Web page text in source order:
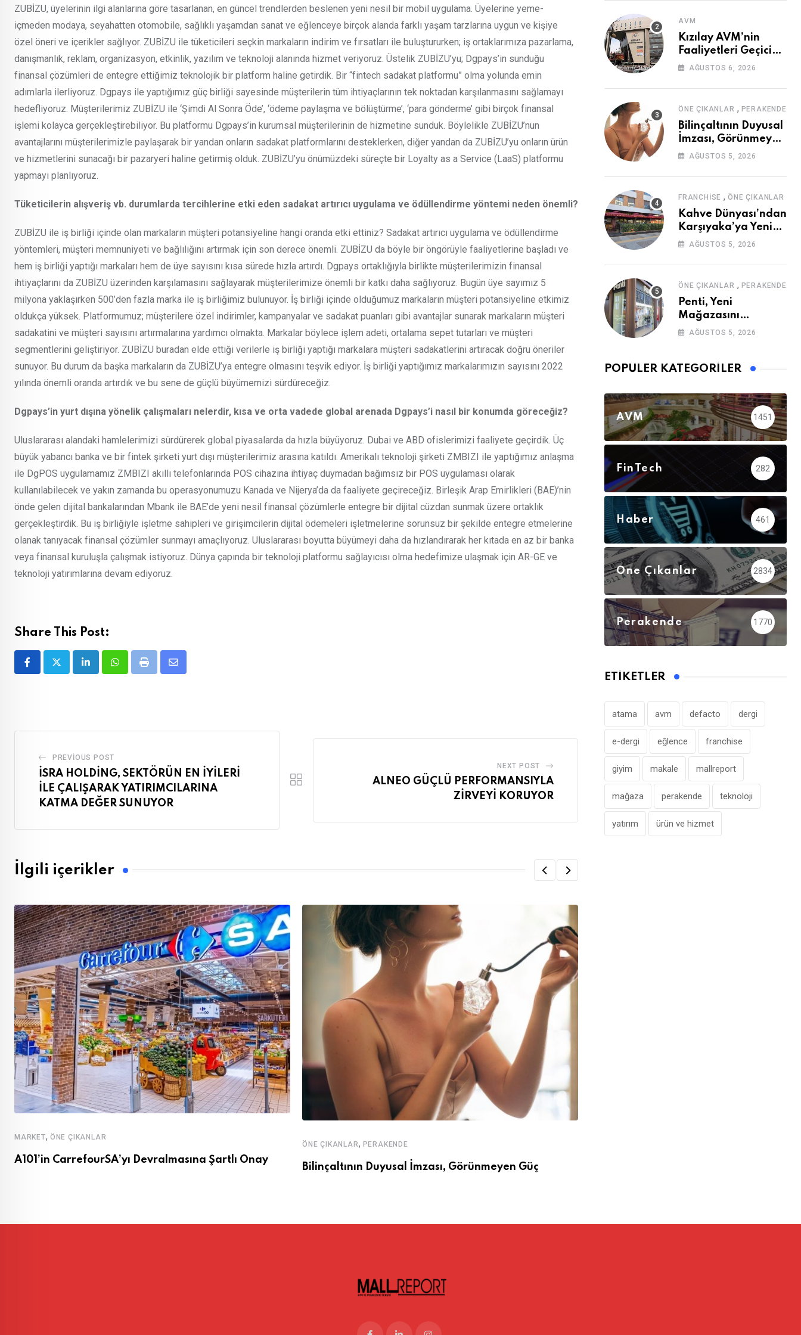
ZUBİZU, üyelerinin ilgi alanlarına göre tasarlanan, en güncel trendlerden beslenen yeni nesil bir mobil uygulama. Üyelerine yeme-
içmeden modaya, seyahatten otomobile, sağlıklı yaşamdan sanat ve eğlenceye birçok alanda farklı yaşam tarzlarına uygun ve kişiye
özel öneri ve içerikler sağlıyor. ZUBİZU ile tüketicileri seçkin markaların indirim ve fırsatları ile buluştururken; iş ortaklarımıza pazarlama,
danışmanlık, reklam, organizasyon, etkinlik, yazılım ve teknoloji alanında hizmet veriyoruz. Üstelik ZUBİZU’yu; Dgpays’in sunduğu
finansal çözümleri de entegre ettiğimiz teknolojik bir platform haline getirdik. Bir “fintech sadakat platformu” olma yolunda emin
adımlarla ilerliyoruz. Dgpays ile yaptığımız güç birliği sayesinde müşterilerin tüm ihtiyaçlarının tek noktadan karşılanmasını sağlamayı
hedefliyoruz. Müşterilerimiz ZUBİZU ile ‘Şimdi Al Sonra Öde’, ‘ödeme paylaşma ve bölüştürme’, ‘para gönderme’ gibi birçok finansal
işlemi kolayca gerçekleştirebiliyor. Bu platformu Dgpays’in kurumsal müşterilerinin de hizmetine sunduk. Böylelikle ZUBİZU’nun
avantajlarını müşterilerimizle paylaşarak bir yandan onların sadakat platformlarını desteklerken, diğer yandan da ZUBİZU’yu onların ürün
ve hizmetlerini sunacağı bir pazaryeri haline getirmiş olduk. ZUBİZU’yu önümüzdeki süreçte bir Loyalty as a Service (LaaS) platformu
yapmayı planlıyoruz.
Tüketicilerin alışveriş vb. durumlarda tercihlerine etki eden sadakat artırıcı uygulama ve ödüllendirme yöntemi neden önemli?
ZUBİZU ile iş birliği içinde olan markaların müşteri potansiyeline hangi oranda etki ettiniz? Sadakat artırıcı uygulama ve ödüllendirme
yöntemleri, müşteri memnuniyeti ve bağlılığını artırmak için son derece önemli. ZUBİZU da böyle bir öngörüyle faaliyetlerine başladı ve
hem iş birliği yaptığı markaları hem de üye sayısını kısa sürede hızla artırdı. Dgpays ortaklığıyla birlikte müşterilerimizin finansal
ihtiyaçlarını da ZUBİZU üzerinden karşılamasını sağlayarak müşterilerimize önemli bir katkı daha sağlıyoruz. Bugün üye sayımız 5
milyona yaklaşırken 500’den fazla marka ile iş birliğimiz bulunuyor. İş birliği içinde olduğumuz markaların müşteri potansiyeline etkimiz
oldukça yüksek. Platformumuz; müşterilere özel indirimler, kampanyalar ve sadakat puanları gibi avantajlar sunarak markaların müşteri
sadakatini ve müşteri sayısını artırmalarına yardımcı olmakta. Markalar böylece işlem adeti, ortalama sepet tutarları ve müşteri
segmentlerini geliştiriyor. ZUBİZU buradan elde ettiği verilerle iş birliği yaptığı markalara müşteri sadakatlerini artıracak doğru öneriler
sunuyor. Bu durum da başka markaların da ZUBİZU’ya entegre olmasını teşvik ediyor. İş birliği yaptığımız markalarımızın sayısını 2022
yılında önemli oranda artırdık ve bu sene de güçlü büyümemizi sürdüreceğiz.
Dgpays’in yurt dışına yönelik çalışmaları nelerdir, kısa ve orta vadede global arenada Dgpays’i nasıl bir konumda göreceğiz?
Uluslararası alandaki hamlelerimizi sürdürerek global piyasalarda da hızla büyüyoruz. Dubai ve ABD ofislerimizi faaliyete geçirdik. Üç
büyük yabancı banka ve bir fintek şirketi yurt dışı müşterilerimiz arasına katıldı. Amerikalı teknoloji şirketi ZMBIZI ile yaptığımız anlaşma
ile DgPOS uygulamamız ZMBIZI akıllı telefonlarında POS cihazına ihtiyaç duymadan bağımsız bir POS uygulaması olarak
kullanılabilecek ve yakın zamanda bu operasyonumuzu Kanada ve Nijerya’da da faaliyete geçireceğiz. Birleşik Arap Emirlikleri (BAE)’nin
önde gelen dijital bankalarından Mbank ile BAE’de yeni nesil finansal çözümlerle entegre bir dijital cüzdan sunmak üzere ortaklık
gerçekleştirdik. Bu iş birliğiyle işletme sahipleri ve girişimcilerin dijital ödemeleri işletmelerine sorunsuz bir şekilde entegre etmelerine
olanak tanıyacak finansal çözümler sunmayı amaçlıyoruz. Uluslararası boyutta büyümeyi daha da hızlandırarak her kıtada en az bir banka
veya finansal kuruluşla çalışmak istiyoruz. Dünya çapında bir teknoloji platformu sağlayıcısı olma hedefimize ulaşmak için AR-GE ve
teknoloji yatırımlarına devam ediyoruz.
Share This Post:
LinkedInWhatsappPrint
Share
PREVIOUS POST
İSRA HOLDİNG, SEKTÖRÜN EN İYİLERİ
İLE ÇALIŞARAK YATIRIMCILARINA
KATMA DEĞER SUNUYOR
NEXT POST
ALNEO GÜÇLÜ PERFORMANSIYLA
ZİRVEYİ KORUYOR
İlgili içerikler
MARKET, ÖNE ÇIKANLAR
A101’in CarrefourSA’yı Devralmasına Şartlı Onay
ÖNE ÇIKANLAR, PERAKENDE
Bilinçaltının Duyusal İmzası, Görünmeyen Güç
AVM
Kızılay AVM’nin
Faaliyetleri Geçici
Olarak Durduruldu
AĞUSTOS 6, 2026
ÖNE ÇIKANLAR , PERAKENDE
Bilinçaltının Duyusal
İmzası, Görünmeyen
GüçAĞUSTOS 5, 2026
FRANCHISE ,ÖNE ÇIKANLAR
Kahve Dünyası’ndan
Karşıyaka’ya Yeni
Mağaza
AĞUSTOS 5, 2026
ÖNE ÇIKANLAR , PERAKENDE
Penti, Yeni
Mağazasını
Galataport’ta
AĞUSTOS 5, 2026
POPÜLER KATEGORILER
AVM 1451
FinTech 282
Haber 461
Öne Çıkanlar 2834
Perakende 1770
ETIKETLER
atama avm defacto dergi
e-dergi eğlence franchise
giyim makale mallreport
mağaza perakende teknoloji
yatırım ürün ve hizmet